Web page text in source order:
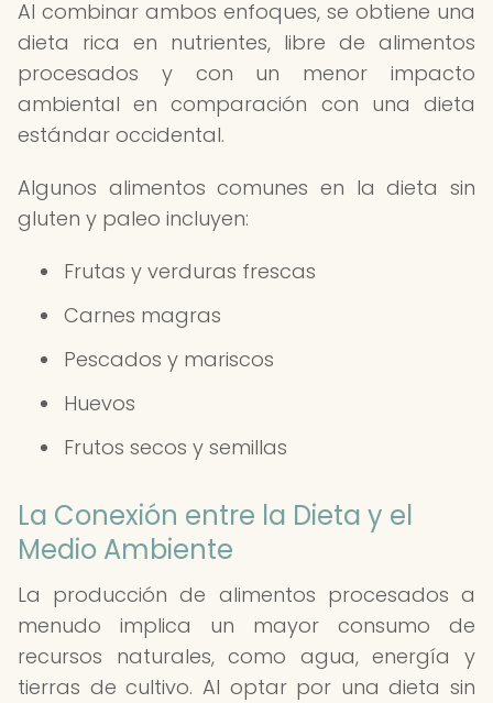
Al combinar ambos enfoques, se obtiene una
dieta rica en nutrientes, libre de alimentos
procesados y con un menor impacto
ambiental en comparación con una dieta
estándar occidental.
Algunos alimentos comunes en la dieta sin
gluten y paleo incluyen:
Frutas y verduras frescas
Carnes magras
Pescados y mariscos
Huevos
Frutos secos y semillas
La Conexión entre la Dieta y el
Medio Ambiente
La producción de alimentos procesados a
menudo implica un mayor consumo de
recursos naturales, como agua, energía y
tierras de cultivo. Al optar por una dieta sin